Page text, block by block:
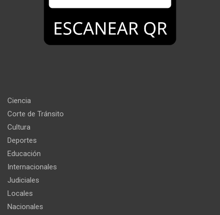
Ciencia
Corte de Tránsito
Cultura
Deportes
Educación
Internacionales
Judiciales
Locales
Nacionales